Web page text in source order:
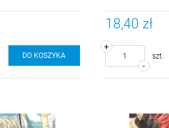
DO KOSZYKA
18,40 zł
-
+
szt.